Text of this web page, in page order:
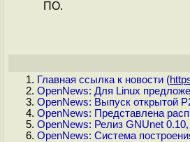
ПО.
Главная ссылка к новости (
OpenNews: Для Linux
OpenNews: Выпуск открытой
OpenNews: Представлена
OpenNews: Релиз GNUnet
OpenNews: Система